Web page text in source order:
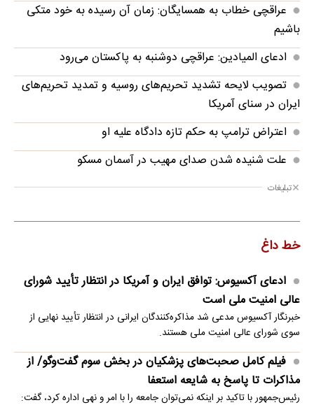
عراقچی خطاب به همسایگان: زمان آن رسیده به خود متکی
باشیم
ادعای المیادین: عراقچی دوشنبه به پاکستان می‌رود
تصویب لایحه تشدید تحریم‌های روسیه و تمدید تحریم‌های
ایران در سنای آمریکا
اعتراض ترامپ به حکم تازه دادگاه علیه او
علت شنیده شدن صدای مهیب در آسمان مسکو
تبلیغات
خط داغ
ادعای آکسیوس: توافق ایران و آمریکا در انتظار تأیید شورای
عالی امنیت ملی است
خبرنگار آکسیوس مدعی شد مذاکره‌کنندگان ایرانی در انتظار تأیید نهایی از
سوی شورای عالی امنیت ملی هستند.
فیلم کامل صحبت‌های پزشکیان در بخش سوم گفت‌وگو/ از
مذاکرات تا پاسخ به شایعه استعفا
رئیس‌جمهور با تاکید بر اینکه نمی‌توان جامعه را با امر و نهی اداره کرد، گفت: